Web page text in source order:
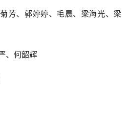
芳、郭婷婷、毛晨、梁海光、梁
、何韶辉